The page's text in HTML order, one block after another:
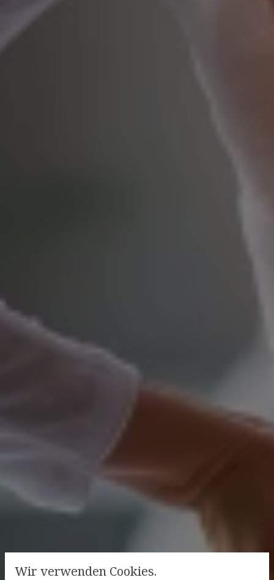
Wir verwenden Cookies.